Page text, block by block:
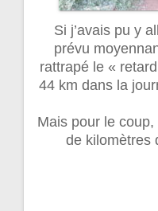
Si j’avais pu y
prévu
rattrapé le «
44 km dans la
Mais pour le coup,
de kilomètres